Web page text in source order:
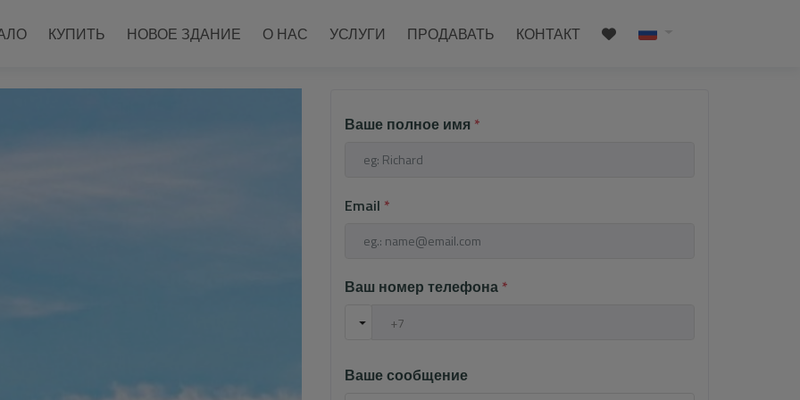
КУПИТЬ НОВОЕ ЗДАНИЕ О НАС УСЛУГИ ПРОДАВАТЬ КОНТАКТ
Ваше полное имя *
Email *
Ваш номер телефона *
Ваше сообщение